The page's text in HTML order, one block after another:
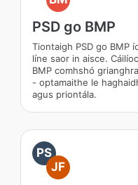
PSD go BMP
Tiontaigh PSD go BMP
líne saor in aisce.
BMP comhshó
- optamaithe le
agus priontála.
PS
JF